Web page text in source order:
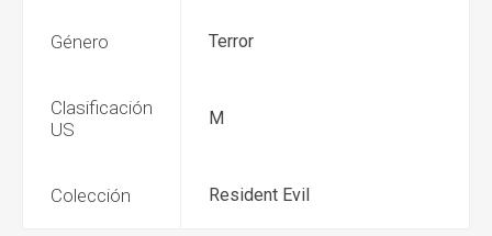
Género Terror
Clasificación
US
M
Colección Resident Evil